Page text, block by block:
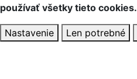
používať všetky tieto cookies.
Nastavenie Len potrebné